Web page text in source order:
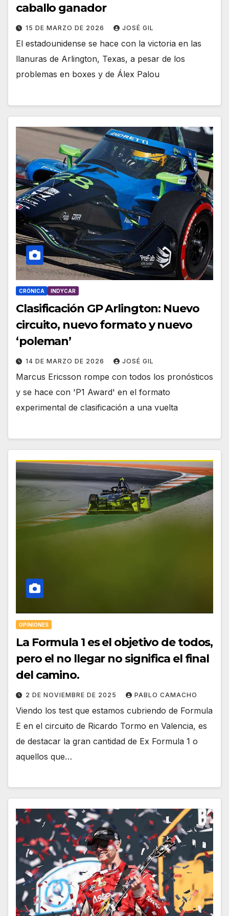
caballo ganador
15 DE MARZO DE 2026 JOSÉ GIL
El estadounidense se hace con la victoria en las
llanuras de Arlington, Texas, a pesar de los
problemas en boxes y de Álex Palou
CRÓNICA INDYCAR
Clasificación GP Arlington: Nuevo
circuito, nuevo formato y nuevo
‘poleman’
14 DE MARZO DE 2026 JOSÉ GIL
Marcus Ericsson rompe con todos los pronósticos
y se hace con 'P1 Award' en el formato
experimental de clasificación a una vuelta
OPINIONES
La Formula 1 es el objetivo de todos,
pero el no llegar no significa el final
del camino.
2 DE NOVIEMBRE DE 2025 PABLO CAMACHO
Viendo los test que estamos cubriendo de Formula
E en el circuito de Ricardo Tormo en Valencia, es
de destacar la gran cantidad de Ex Formula 1 o
aquellos que…